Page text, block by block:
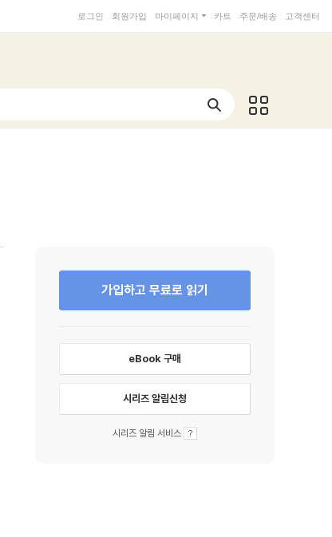
로그인 회원가입 마이페이지 카트 주문/배송 고객센터
가입하고 무료로 읽기
eBook 구매
시리즈 알림신청
시리즈 알림 서비스